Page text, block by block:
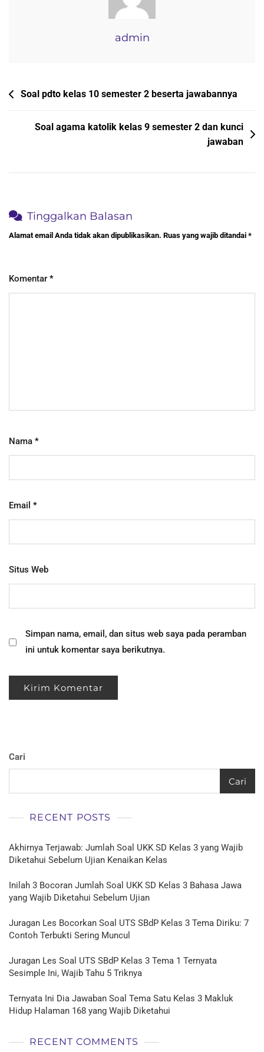
Kunci
Jawaban
admin
Navigasi
Soal pdto kelas 10 semester 2 beserta jawabannya
Soal agama katolik kelas 9 semester 2 dan kunci
jawaban
Tinggalkan Balasan
Alamat email Anda tidak akan dipublikasikan. Ruas yang wajib ditandai *
Komentar *
Nama *
Email *
Situs Web
Simpan nama, email, dan situs web saya pada peramban
ini untuk komentar saya berikutnya.
Cari
Cari
RECENT POSTS
Akhirnya Terjawab: Jumlah Soal UKK SD Kelas 3 yang Wajib
Diketahui Sebelum Ujian Kenaikan Kelas
Inilah 3 Bocoran Jumlah Soal UKK SD Kelas 3 Bahasa Jawa
yang Wajib Diketahui Sebelum Ujian
Juragan Les Bocorkan Soal UTS SBdP Kelas 3 Tema Diriku: 7
Contoh Terbukti Sering Muncul
Juragan Les Soal UTS SBdP Kelas 3 Tema 1 Ternyata
Sesimple Ini, Wajib Tahu 5 Triknya
Ternyata Ini Dia Jawaban Soal Tema Satu Kelas 3 Makluk
Hidup Halaman 168 yang Wajib Diketahui
RECENT COMMENTS